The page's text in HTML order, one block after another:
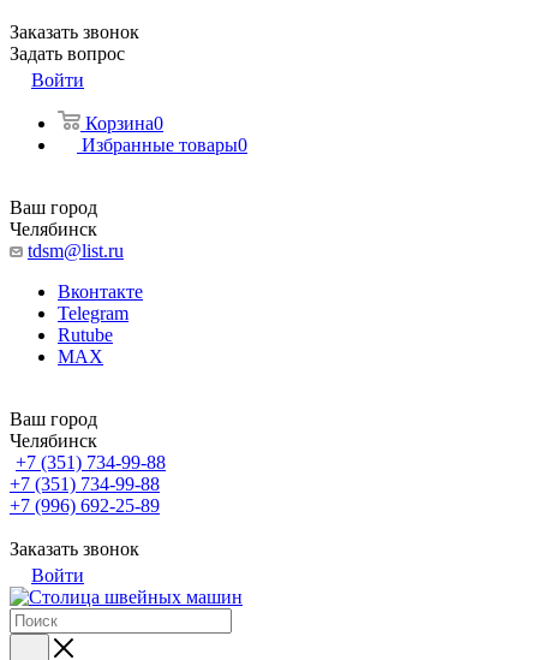
Заказать звонок
Задать вопрос
Войти
Корзина0
Избранные товары0
Ваш город
Челябинск
tdsm@list.ru
Вконтакте
Telegram
Rutube
MAX
Ваш город
Челябинск
+7 (351) 734-99-88
+7 (351) 734-99-88
+7 (996) 692-25-89
Заказать звонок
Войти